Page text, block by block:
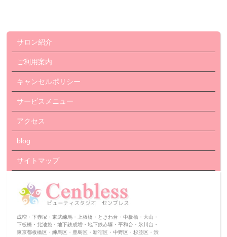
サロン紹介
ご利用案内
キャンセルポリシー
サービスメニュー
アクセス
blog
サイトマップ
成増・下赤塚・東武練馬・上板橋・ときわ台・中板橋・大山・
下板橋・北池袋・地下鉄成増・地下鉄赤塚・平和台・氷川台・
東京都板橋区・練馬区・豊島区・新宿区・中野区・杉並区・渋